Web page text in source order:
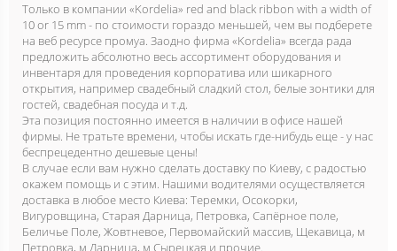
Только в компании «Kordelia» red and black ribbon with a width of
10 or 15 mm - по стоимости гораздо меньшей, чем вы подберете
на веб ресурсе промуа. Заодно фирма «Kordelia» всегда рада
предложить абсолютно весь ассортимент оборудования и
инвентаря для проведения корпоратива или шикарного
открытия, например свадебный сладкий стол, белые зонтики для
гостей, свадебная посуда и т.д.
Эта позиция постоянно имеется в наличии в офисе нашей
фирмы. Не тратьте времени, чтобы искать где-нибудь еще - у нас
беспрецедентно дешевые цены!
В случае если вам нужно сделать доставку по Киеву, с радостью
окажем помощь и с этим. Нашими водителями осуществляется
доставка в любое место Киева: Теремки, Осокорки,
Вигуровщина, Старая Дарница, Петровка, Сапёрное поле,
Беличье Поле, Жовтневое, Первомайский массив, Щекавица, м
Петровка, м Дарница, м Сырецкая и прочие.